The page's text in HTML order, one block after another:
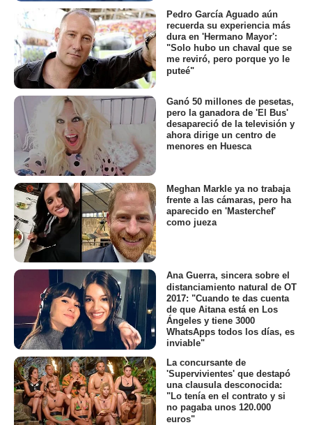
Pedro García Aguado aún
recuerda su experiencia más
dura en 'Hermano Mayor':
"Solo hubo un chaval que se
me reviró, pero porque yo le
puteé"
Ganó 50 millones de pesetas,
pero la ganadora de 'El Bus'
desapareció de la televisión y
ahora dirige un centro de
menores en Huesca
Meghan Markle ya no trabaja
frente a las cámaras, pero ha
aparecido en 'Masterchef'
como jueza
Ana Guerra, sincera sobre el
distanciamiento natural de OT
2017: "Cuando te das cuenta
de que Aitana está en Los
Ángeles y tiene 3000
WhatsApps todos los días, es
inviable"
La concursante de
'Supervivientes' que destapó
una clausula desconocida:
"Lo tenía en el contrato y si
no pagaba unos 120.000
euros"